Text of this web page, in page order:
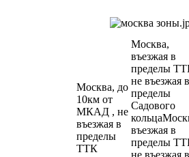
Москва, до
10км от
МКАД , не
въезжая в
пределы
ТТК
Москва,
въезжая в
пределы
не въезжая в
пределы
Садового
въезжая в
пределы